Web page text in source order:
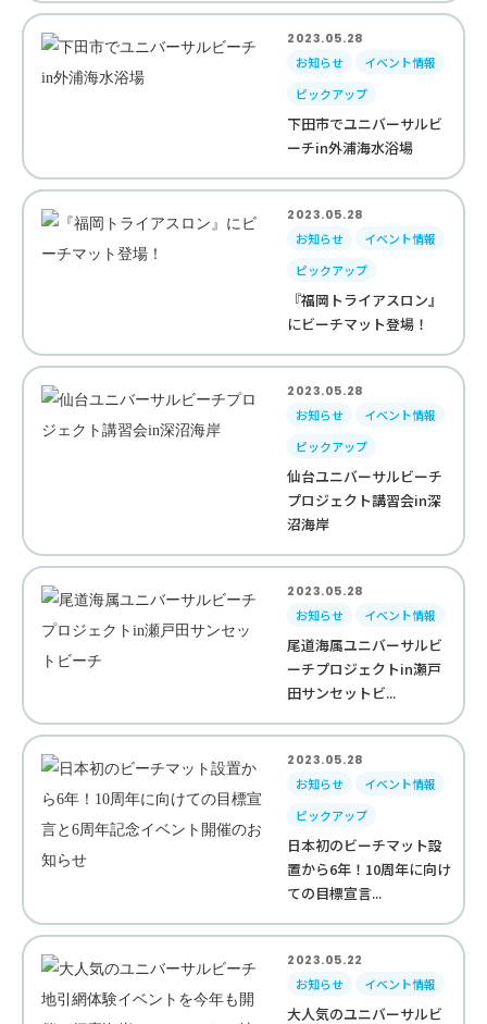
2023.05.28
お知らせ
イベント情報
ピックアップ
下田市でユニバーサルビ
ーチin外浦海水浴場
2023.05.28
お知らせ
イベント情報
ピックアップ
『福岡トライアスロン』
にビーチマット登場！
2023.05.28
お知らせ
イベント情報
ピックアップ
仙台ユニバーサルビーチ
プロジェクト講習会in深
沼海岸
2023.05.28
お知らせ
イベント情報
尾道海属ユニバーサルビ
ーチプロジェクトin瀬戸
田サンセットビ...
2023.05.28
お知らせ
イベント情報
ピックアップ
日本初のビーチマット設
置から6年！10周年に向け
ての目標宣言...
2023.05.22
お知らせ
イベント情報
大人気のユニバーサルビ